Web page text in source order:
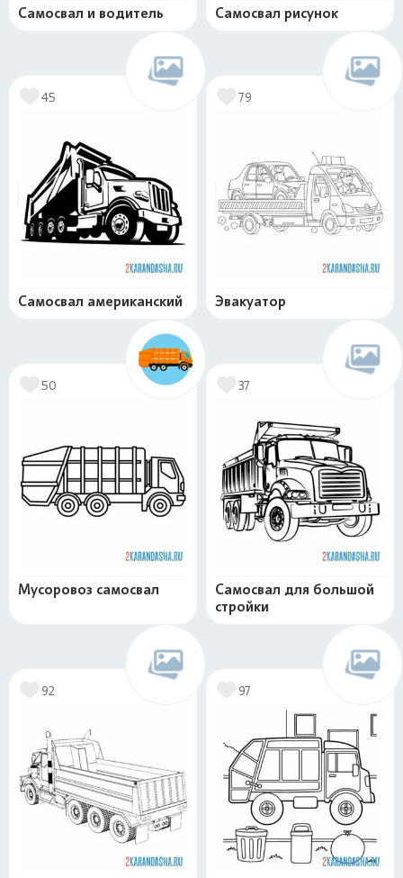
Самосвал и водитель Самосвал рисунок
45
Самосвал американский
79
Эвакуатор
50
Мусоровоз самосвал
37
Самосвал для большой
стройки
92 97